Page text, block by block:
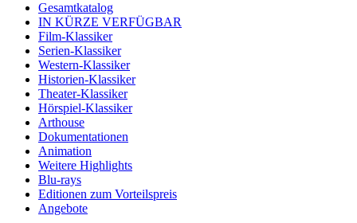
Gesamtkatalog
IN KÜRZE VERFÜGBAR
Film-Klassiker
Serien-Klassiker
Western-Klassiker
Historien-Klassiker
Theater-Klassiker
Hörspiel-Klassiker
Arthouse
Dokumentationen
Animation
Weitere Highlights
Blu-rays
Editionen zum Vorteilspreis
Angebote